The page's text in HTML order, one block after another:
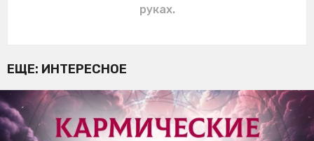
руках.
ЕЩЕ: ИНТЕРЕСНОЕ